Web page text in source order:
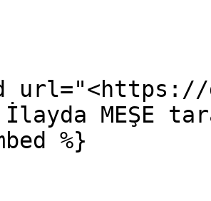
url="<https://
İlayda MEŞE